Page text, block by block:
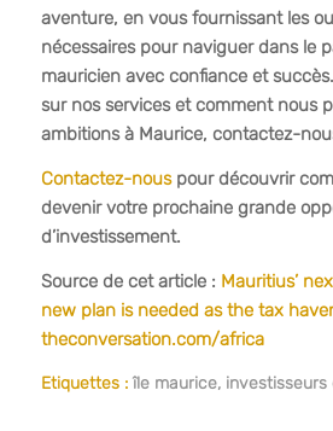
aventure, en vous fournissant les
nécessaires pour naviguer dans le
mauricien avec confiance et
sur nos services et comment nous
ambitions à Maurice, contactez-
Contactez-nouspour découvrir
devenir votre prochaine grande
d’investissement.
Source de cet article : Mauritius’
new plan is needed as the tax
theconversation.com/africa
Etiquettes : île maurice, investisseurs